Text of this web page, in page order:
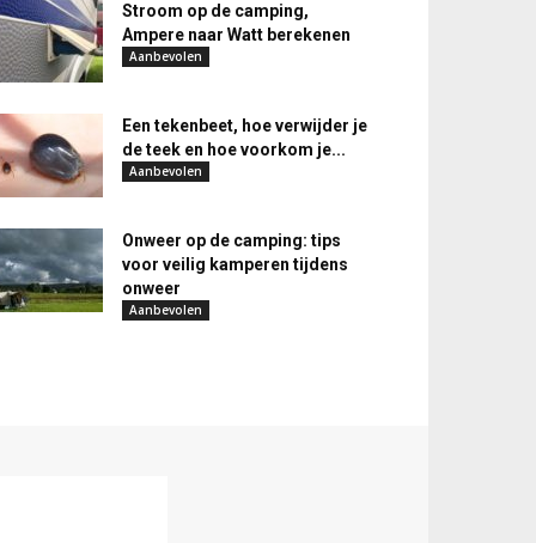
Stroom op de camping,
Ampere naar Watt berekenen
Aanbevolen
Een tekenbeet, hoe verwijder je
de teek en hoe voorkom je...
Aanbevolen
Onweer op de camping: tips
voor veilig kamperen tijdens
onweer
Aanbevolen